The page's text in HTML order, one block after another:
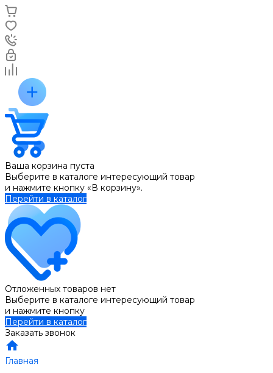
Ваша корзина пуста
Выберите в каталоге интересующий товар
и нажмите кнопку «В корзину».
Перейти в каталог
Отложенных товаров нет
Выберите в каталоге интересующий товар
и нажмите кнопку
Перейти в каталог
Заказать звонок
Главная